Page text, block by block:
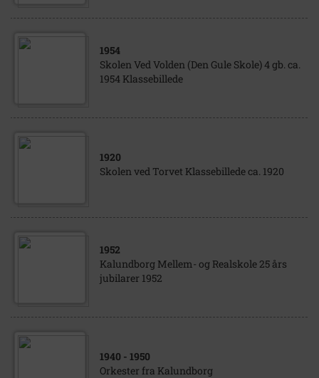
1954
Skolen Ved Volden (Den Gule Skole) 4 gb. ca.
1954 Klassebillede
1920
Skolen ved Torvet Klassebillede ca. 1920
1952
Kalundborg Mellem- og Realskole 25 års
jubilarer 1952
1940 - 1950
Orkester fra Kalundborg